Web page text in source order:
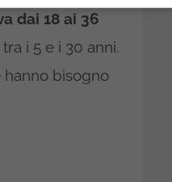
dai 18 ai 36
i 5 e i 30 anni.
hanno bisogno